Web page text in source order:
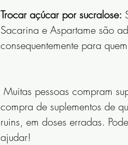
Trocar açúcar por sucralose:
Sacarina e Aspartame são
consequentemente para
compra de suplementos de
ruins, em doses erradas.
ajudar!